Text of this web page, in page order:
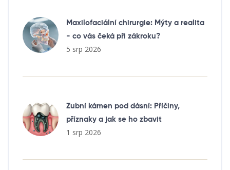
Maxilofaciální chirurgie: Mýty a realita
- co vás čeká při zákroku?
5 srp 2026
Zubní kámen pod dásní: Příčiny,
příznaky a jak se ho zbavit
1 srp 2026